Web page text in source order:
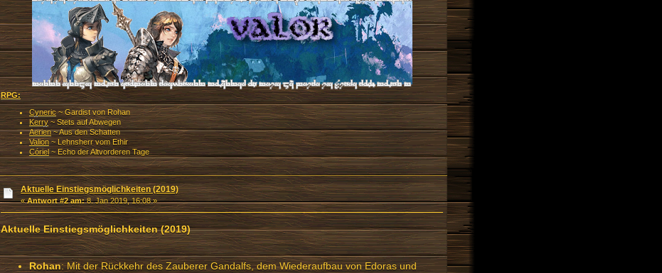
RPG:
Cyneric~ Gardist von Rohan
Kerry~ Stets auf Abwegen
Aerien~ Aus den Schatten
Valion~ Lehnsherr vom Ethir
Córiel~ Echo der Altvorderen Tage
Aktuelle Einstiegsmöglichkeiten (2019)
«Antwort #2 am:8. Jan 2019, 16:08 »
Aktuelle Einstiegsmöglichkeiten (2019)
Rohan: Mit der Rückkehr des Zauberer Gandalfs, dem Wiederaufbau von Edoras und